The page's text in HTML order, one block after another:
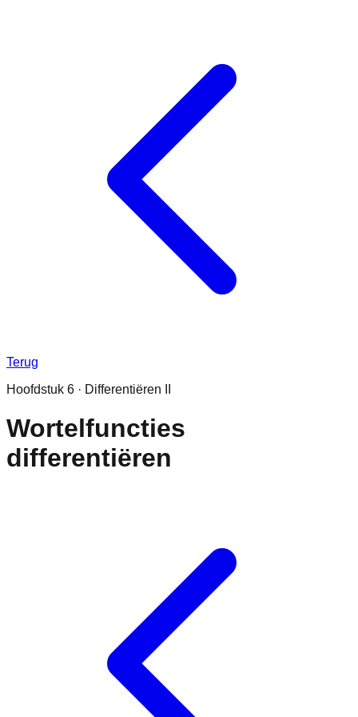
Terug
Hoofdstuk 6 · Differentiëren II
Wortelfuncties
differentiëren